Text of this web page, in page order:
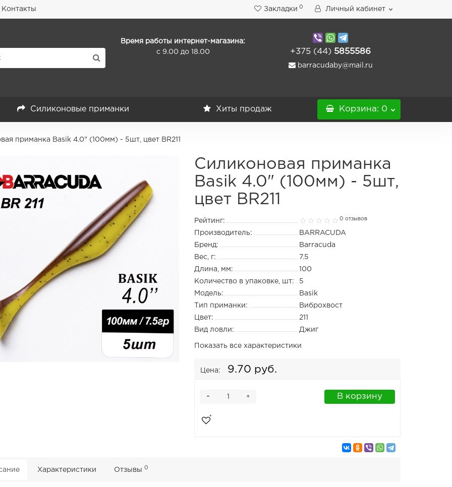
Контакты Закладки 0 Личный кабинет
Время работы интернет-магазина:
с 9.00 до 18.00
+375 (44) 5855586
barracudaby@mail.ru
Силиконовые приманки Хиты продаж Корзина: 0
приманка Basik 4.0" (100мм) - 5шт, цвет BR211
Силиконовая приманка
Basik 4.0" (100мм) - 5шт,
цвет BR211
Рейтинг: 0 отзывов
Производитель:
BARRACUDA
Бренд:
Barracuda
Вес, г:
7.5
Длина, мм:
100
Количество в упаковке, шт:
5
Модель:
Basik
Тип приманки:
Виброхвост
Цвет:
211
Вид ловли:
Джиг
Показать все характеристики
Цена: 9.70 руб.
+
- В корзину
Характеристики Отзывы 0